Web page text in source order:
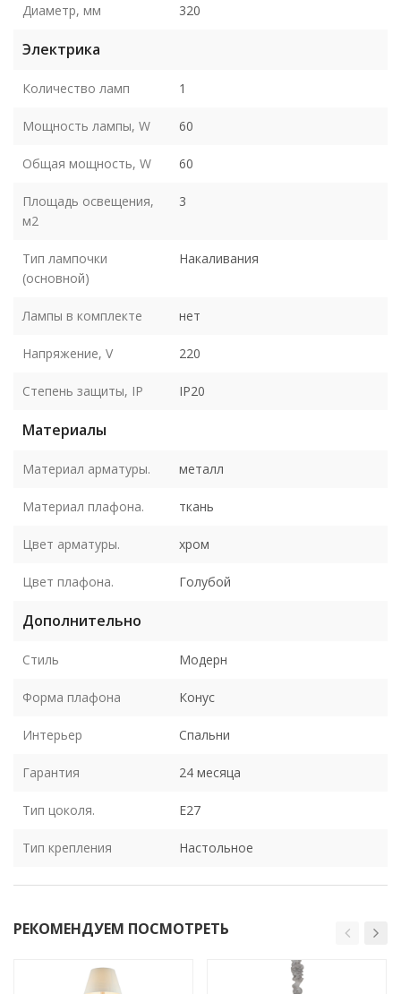
Диаметр, мм 320
Электрика
Количество ламп 1
Мощность лампы, W 60
Общая мощность, W 60
Площадь освещения,
м2
3
Тип лампочки
(основной)
Накаливания
Лампы в комплекте нет
Напряжение, V 220
Степень защиты, IP IP20
Материалы
Материал арматуры. металл
Материал плафона. ткань
Цвет арматуры. хром
Цвет плафона. Голубой
Дополнительно
Стиль Модерн
Форма плафона Конус
Интерьер Спальни
Гарантия 24 месяца
Тип цоколя. E27
Тип крепления Настольное
РЕКОМЕНДУЕМ ПОСМОТРЕТЬ